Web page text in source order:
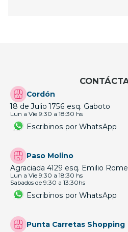
Cordón
18 de Julio 1756 esq. Gaboto
Lun a Vie 9:30 a 18:30 hs
Escribinos por WhatsApp
Paso Molino
Agraciada 4129 esq. Emilio
Lun a Vie 9:30 a 18:30 hs
Sabados de 9:30 a 13:30hs
Escribinos por WhatsApp
Punta Carretas Shopping